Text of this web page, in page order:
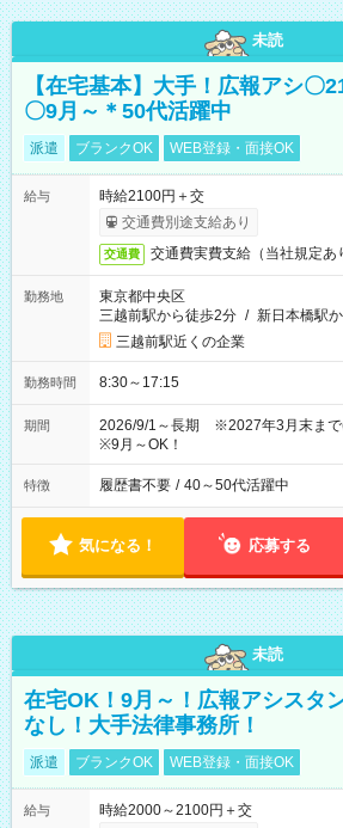
未読
【在宅基本】大手！広報アシ〇
〇9月～＊50代活躍中
派遣 ブランクOK WEB登録・面接OK
給与
時給2100円＋交
交通費別途支給あり
交通費 交通費実費支給（当社規定あ
勤務地
東京都中央区
三越前駅から徒歩2分 / 新日本橋駅
三越前駅近くの企業
勤務時間 8:30～17:15
期間
2026/9/1～長期 ※2027年3月末ま
※9月～OK！
特徴 履歴書不要 / 40～50代活躍中
気になる！ 応募する
未読
在宅OK！9月～！広報アシスタ
なし！大手法律事務所！
派遣 ブランクOK WEB登録・面接OK
給与 時給2000～2100円＋交